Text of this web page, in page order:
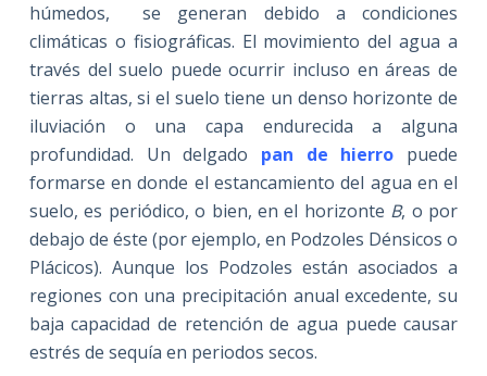
húmedos, se generan debido a condiciones
climáticas o fisiográficas. El movimiento del agua a
través del suelo puede ocurrir incluso en áreas de
tierras altas, si el suelo tiene un denso horizonte de
iluviación o una capa endurecida a alguna
profundidad. Un delgado pan de hierro puede
formarse en donde el estancamiento del agua en el
suelo, es periódico, o bien, en el horizonte B, o por
debajo de éste (por ejemplo, en Podzoles Dénsicos o
Plácicos). Aunque los Podzoles están asociados a
regiones con una precipitación anual excedente, su
baja capacidad de retención de agua puede causar
estrés de sequía en periodos secos.